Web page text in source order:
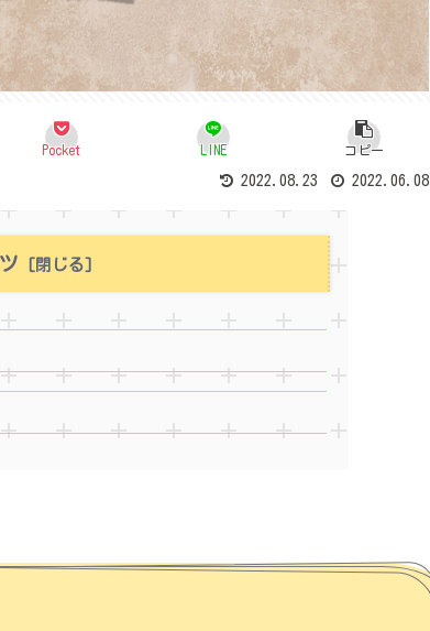
Pocket LINE コピー
2022.08.23 2022.06.08